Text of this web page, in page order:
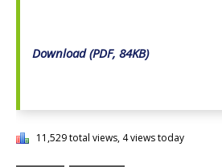
Download (PDF, 84KB)
11,529 total views, 4 views today